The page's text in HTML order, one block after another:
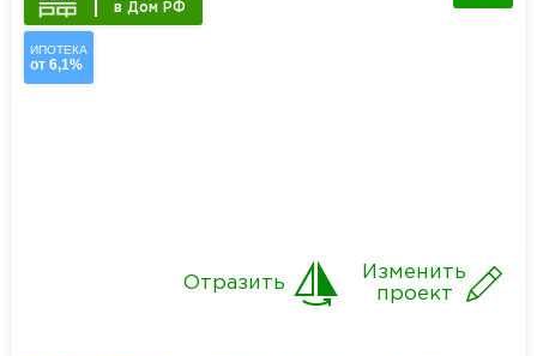
в Дом РФ
ИПОТЕКА
от 6,1%
Изменить
проект
Отразить